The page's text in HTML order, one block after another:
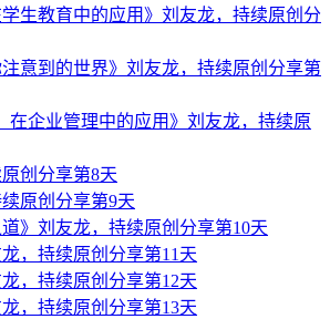
学生教育中的应用》刘友龙，持续原创分
注意到的世界》刘友龙，持续原创分享第
在企业管理中的应用》刘友龙，持续原
创分享第8天
原创分享第9天
道》刘友龙，持续原创分享第10天
，持续原创分享第11天
，持续原创分享第12天
，持续原创分享第13天